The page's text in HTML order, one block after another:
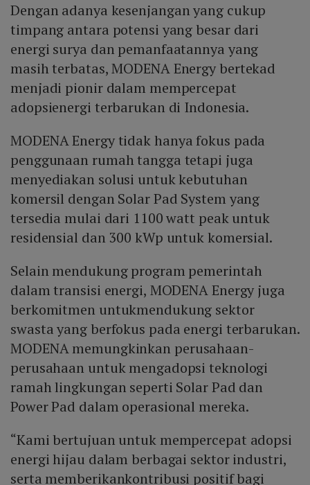
Dengan adanya kesenjangan yang cukup
timpang antara potensi yang besar dari
energi surya dan pemanfaatannya yang
masih terbatas, MODENA Energy bertekad
menjadi pionir dalam mempercepat
adopsienergi terbarukan di Indonesia.
MODENA Energy tidak hanya fokus pada
penggunaan rumah tangga tetapi juga
menyediakan solusi untuk kebutuhan
komersil dengan Solar Pad System yang
tersedia mulai dari 1100 watt peak untuk
residensial dan 300 kWp untuk komersial.
Selain mendukung program pemerintah
dalam transisi energi, MODENA Energy juga
berkomitmen untukmendukung sektor
swasta yang berfokus pada energi terbarukan.
MODENA memungkinkan perusahaan-
perusahaan untuk mengadopsi teknologi
ramah lingkungan seperti Solar Pad dan
Power Pad dalam operasional mereka.
“Kami bertujuan untuk mempercepat adopsi
energi hijau dalam berbagai sektor industri,
serta memberikankontribusi positif bagi